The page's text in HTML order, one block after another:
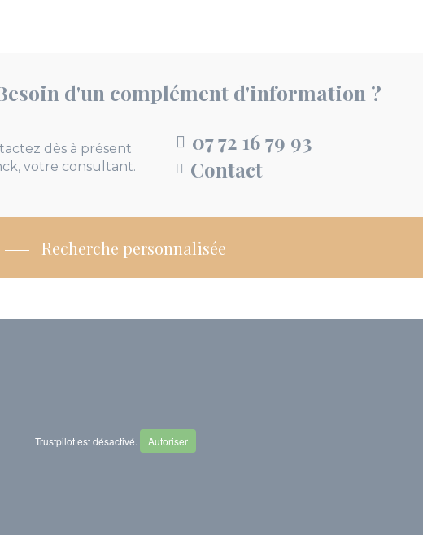
d'un complément d'information ?
dès à présent
votre consultant.
07 72 16 79 93
Contact
Recherche personnalisée
Trustpilot est désactivé. Autoriser